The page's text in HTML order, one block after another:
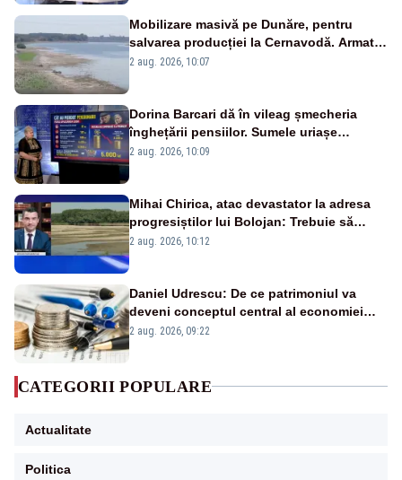
Mobilizare masivă pe Dunăre, pentru
salvarea producției la Cernavodă. Armata
va detona o stâncă și va devia apa
2 aug. 2026, 10:07
Dorina Barcari dă în vileag șmecheria
înghețării pensiilor. Sumele uriașe
pierdute de fiecare român
2 aug. 2026, 10:09
Mihai Chirica, atac devastator la adresa
progresiștilor lui Bolojan: Trebuie să
protejăm și natura, dar nu șținem omaneii
2 aug. 2026, 10:12
Daniel Udrescu: De ce patrimoniul va
deveni conceptul central al economiei
viitoare?
2 aug. 2026, 09:22
CATEGORII POPULARE
Actualitate
Politica